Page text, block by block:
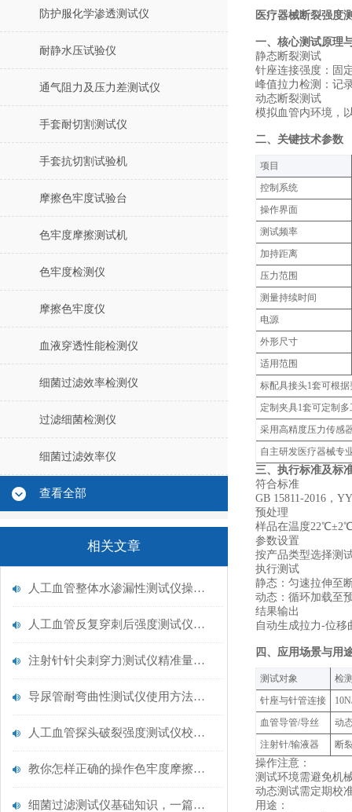
防护服化学渗透测试仪
耐静水压试验仪
通气阻力及压力差测试仪
手套耐切割测试仪
手套抗切割试验机
摩擦色牢度试验台
色牢度摩擦测试机
色牢度检测仪
摩擦色牢度仪
血液穿透性能检测仪
细菌过滤效率检测仪
过滤细菌检测仪
细菌过滤效率仪
查看全部
相关文章
人工血管整体水渗漏性测试仪操作中最容易出错的步骤
人工血管反复穿刺后强度测试仪是什么？透析患者的“生命管“质量靠它把关！
注射针针尖刺穿力测试仪精准量化针尖锋利度，构筑临床安全防线
导尿管耐弯曲性测试仪使用方法与操作规范
人工血管探头破裂强度测试仪校准规范：精准赋能医疗安全的技术基准
教你怎样正确的操作色牢度摩擦测试机
细菌过滤测试仪基础知识，一篇搞定
医疗器械断裂强度
一、核心测试原理
‌静态断裂测试‌
针座连接强度‌：固
峰值拉力检测‌：记
‌动态断裂测试‌
模拟血管内环境，
二、关键技术参数
项目
控制系统
操作界面
测试频率
加持距离
压力范围
测量持续时间
电源
外形尺寸
适用范围
标配具接头1套可根
定制夹具1套可定制
采用高精度压力传感
自主研发医疗器械专
三、执行标准及标
符合标准
GB 15811-2016，‌
‌预处理‌
样品在温度22℃±2℃
‌参数设置‌
按产品类型选择测
‌执行测试‌
静态：匀速拉伸至
动态：循环加载至
‌结果输出‌
自动生成拉力-位
四、应用场景与用
‌测试对象‌
检
针座与针管连接
血管导管/导丝
动
注射针/输液器
断
操作注意‌：
测试环境需避免机
动态测试需定期校
用途：